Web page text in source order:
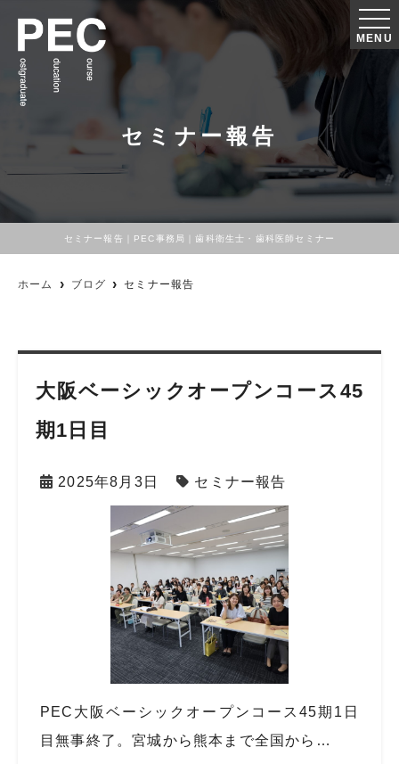
MENU
セミナー報告
セミナー報告｜PEC事務局｜歯科衛生士・歯科医師セミナー
ホーム ブログ セミナー報告
大阪ベーシックオープンコース45
期1日目
2025年8月3日 セミナー報告
PEC大阪ベーシックオープンコース45期1日
目無事終了。宮城から熊本まで全国から…